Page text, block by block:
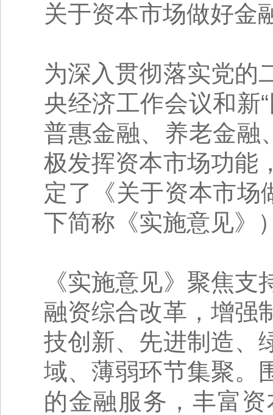
关于资本市场做好金
为深入贯彻落实党的
央经济工作会议和新
普惠金融、养老金融
极发挥资本市场功能
定了《关于资本市场
下简称《实施意见》
《实施意见》聚焦
融资综合改革，增强
技创新、先进制造、
域、薄弱环节集聚。
的金融服务，丰富